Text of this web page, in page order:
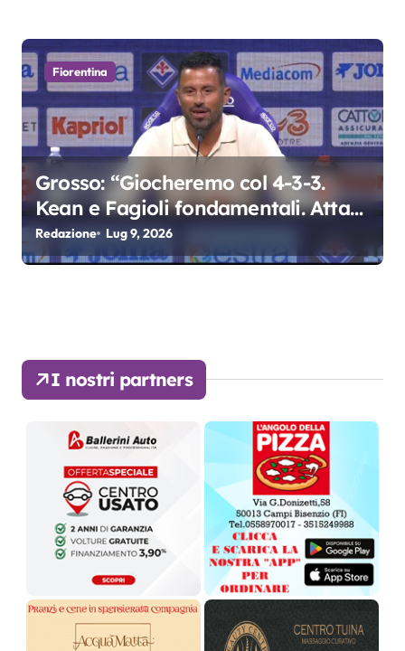
Fiorentina
Grosso: “Giocheremo col 4-3-3.
Kean e Fagioli fondamentali. Atta
grande colpo”
Redazione Lug 9, 2026
I nostri partners